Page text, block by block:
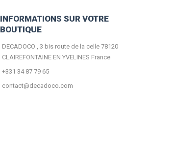
INFORMATIONS SUR VOTRE
BOUTIQUE
DECADOCO , 3 bis route de la celle 78120
CLAIREFONTAINE EN YVELINES France
+331 34 87 79 65
contact@decadoco.com